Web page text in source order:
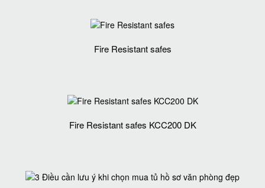
Fire Resistant safes
Fire Resistant safes KCC200 DK